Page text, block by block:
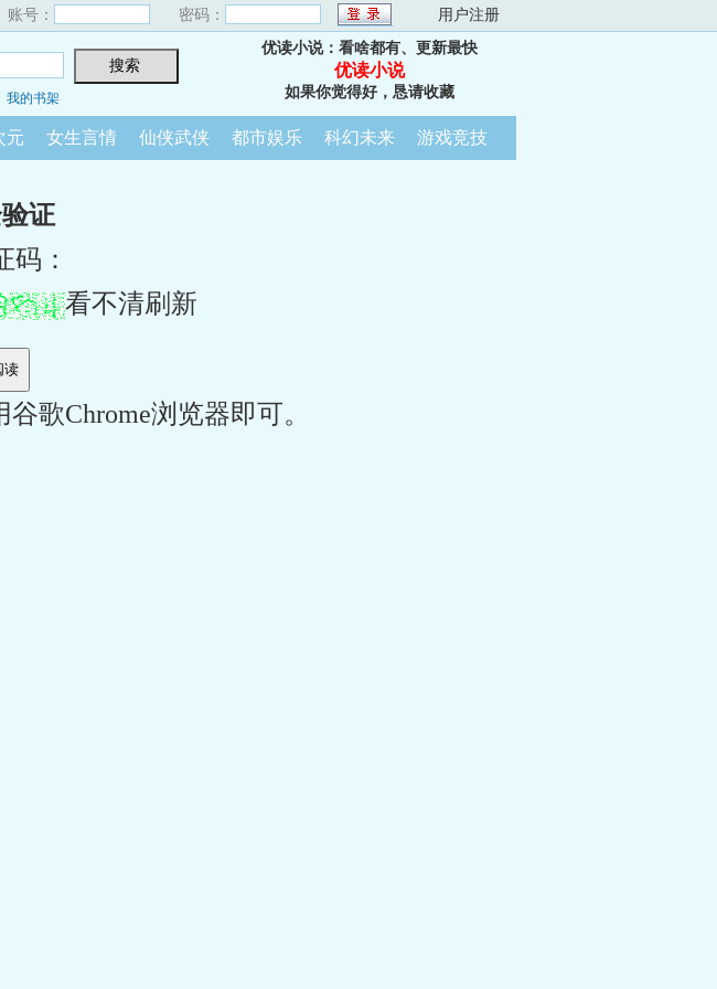
账号： 密码： 用户注册
我的书架
优读小说：看啥都有、更新最快
优读小说
如果你觉得好，恳请收藏
元 女生言情 仙侠武侠 都市娱乐 科幻未来 游戏竞技
证
码：
看不清刷新
歌Chrome浏览器即可。